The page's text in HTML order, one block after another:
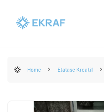
Home Etalase Kreatif